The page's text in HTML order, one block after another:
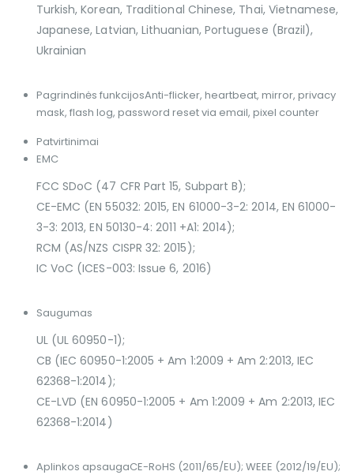
Turkish, Korean, Traditional Chinese, Thai, Vietnamese,
Japanese, Latvian, Lithuanian, Portuguese (Brazil),
Ukrainian
Pagrindinės funkcijosAnti-flicker, heartbeat, mirror, privacy
mask, flash log, password reset via email, pixel counter
Patvirtinimai
EMC
FCC SDoC (47 CFR Part 15, Subpart B);
CE-EMC (EN 55032: 2015, EN 61000-3-2: 2014, EN 61000-
3-3: 2013, EN 50130-4: 2011 +A1: 2014);
RCM (AS/NZS CISPR 32: 2015);
IC VoC (ICES-003: Issue 6, 2016)
Saugumas
UL (UL 60950-1);
CB (IEC 60950-1:2005 + Am 1:2009 + Am 2:2013, IEC
62368-1:2014);
CE-LVD (EN 60950-1:2005 + Am 1:2009 + Am 2:2013, IEC
62368-1:2014)
Aplinkos apsaugaCE-RoHS (2011/65/EU); WEEE (2012/19/EU);